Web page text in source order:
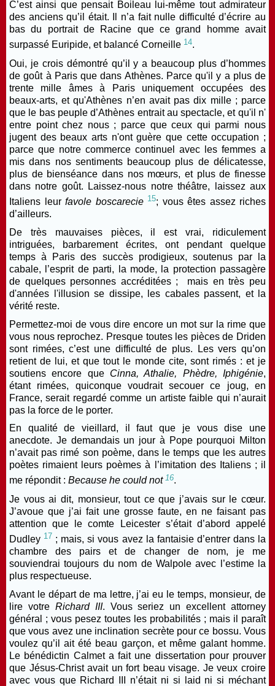
C’est ainsi que pensait Boileau lui-même tout admirateur
des anciens qu’il était. Il n’a fait nulle difficulté d’écrire au
bas du portrait de Racine que ce grand homme avait
surpassé Euripide, et balancé Corneille 14.
Oui, je crois démontré qu’il y a beaucoup plus d’hommes
de goût à Paris que dans Athènes. Parce qu'il y a plus de
trente mille âmes à Paris uniquement occupées des
beaux-arts, et qu'Athènes n’en avait pas dix mille ; parce
que le bas peuple d’Athènes entrait au spectacle, et qu'il n'
entre point chez nous ; parce que ceux qui parmi nous
jugent des beaux arts n'ont guère que cette occupation ;
parce que notre commerce continuel avec les femmes a
mis dans nos sentiments beaucoup plus de délicatesse,
plus de bienséance dans nos mœurs, et plus de finesse
dans notre goût. Laissez-nous notre théâtre, laissez aux
Italiens leur favole boscarecie 15; vous êtes assez riches
d’ailleurs.
De très mauvaises pièces, il est vrai, ridiculement
intriguées, barbarement écrites, ont pendant quelque
temps à Paris des succès prodigieux, soutenus par la
cabale, l’esprit de parti, la mode, la protection passagère
de quelques personnes accréditées ; mais en très peu
d'années l'illusion se dissipe, les cabales passent, et la
vérité reste.
Permettez-moi de vous dire encore un mot sur la rime que
vous nous reprochez. Presque toutes les pièces de Driden
sont rimées, c’est une difficulté de plus. Les vers qu’on
retient de lui, et que tout le monde cite, sont rimés : et je
soutiens encore que Cinna, Athalie, Phèdre, Iphigénie,
étant rimées, quiconque voudrait secouer ce joug, en
France, serait regardé comme un artiste faible qui n’aurait
pas la force de le porter.
En qualité de vieillard, il faut que je vous dise une
anecdote. Je demandais un jour à Pope pourquoi Milton
n’avait pas rimé son poème, dans le temps que les autres
poètes rimaient leurs poèmes à l’imitation des Italiens ; il
me répondit : Because he could not 16.
Je vous ai dit, monsieur, tout ce que j’avais sur le cœur.
J’avoue que j’ai fait une grosse faute, en ne faisant pas
attention que le comte Leicester s’était d’abord appelé
Dudley 17 ; mais, si vous avez la fantaisie d’entrer dans la
chambre des pairs et de changer de nom, je me
souviendrai toujours du nom de Walpole avec l’estime la
plus respectueuse.
Avant le départ de ma lettre, j’ai eu le temps, monsieur, de
lire votre Richard III. Vous seriez un excellent attorney
général ; vous pesez toutes les probabilités ; mais il paraît
que vous avez une inclination secrète pour ce bossu. Vous
voulez qu’il ait été beau garçon, et même galant homme.
Le bénédictin Calmet a fait une dissertation pour prouver
que Jésus-Christ avait un fort beau visage. Je veux croire
avec vous que Richard III n’était ni si laid ni si méchant